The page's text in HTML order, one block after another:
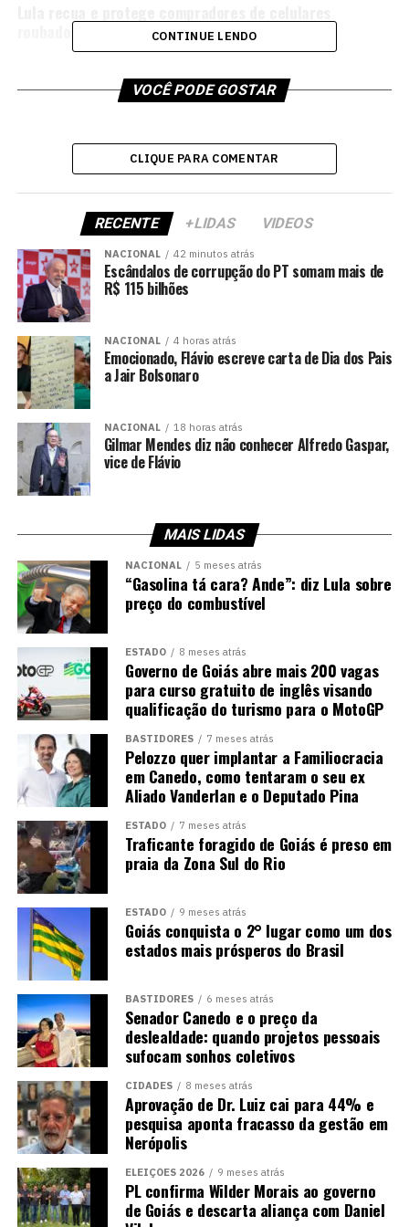
roubados em vez de punir receptadores
CONTINUE LENDO
VOCÊ PODE GOSTAR
CLIQUE PARA COMENTAR
RECENTE +LIDAS VIDEOS
NACIONAL 42 minutos atrás
Escândalos de corrupção do PT somam mais de
R$ 115 bilhões
NACIONAL 4 horas atrás
Emocionado, Flávio escreve carta de Dia dos Pais
a Jair Bolsonaro
NACIONAL 18 horas atrás
Gilmar Mendes diz não conhecer Alfredo Gaspar,
vice de Flávio
MAIS LIDAS
NACIONAL 5 meses atrás
“Gasolina tá cara? Ande”: diz Lula sobre
preço do combustível
ESTADO 8 meses atrás
Governo de Goiás abre mais 200 vagas
para curso gratuito de inglês visando
qualificação do turismo para o MotoGP
BASTIDORES 7 meses atrás
Pelozzo quer implantar a Familiocracia
em Canedo, como tentaram o seu ex
Aliado Vanderlan e o Deputado Pina
ESTADO 7 meses atrás
Traficante foragido de Goiás é preso em
praia da Zona Sul do Rio
ESTADO 9 meses atrás
Goiás conquista o 2° lugar como um dos
estados mais prósperos do Brasil
BASTIDORES 6 meses atrás
Senador Canedo e o preço da
deslealdade: quando projetos pessoais
sufocam sonhos coletivos
CIDADES 8 meses atrás
Aprovação de Dr. Luiz cai para 44% e
pesquisa aponta fracasso da gestão em
Nerópolis
ELEIÇÕES 2026 9 meses atrás
PL confirma Wilder Morais ao governo
de Goiás e descarta aliança com Daniel